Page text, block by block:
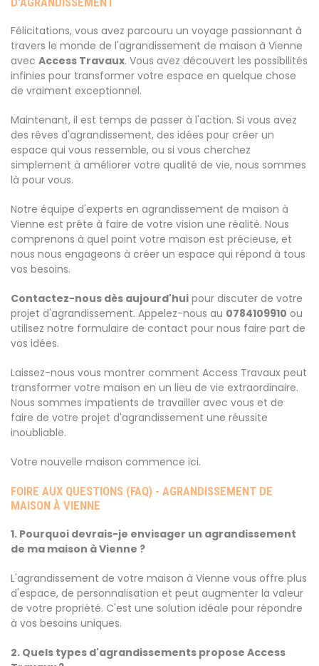
Félicitations, vous avez parcouru un voyage passionnant à
travers le monde de l'agrandissement de maison à Vienne
avec Access Travaux. Vous avez découvert les possibilités
infinies pour transformer votre espace en quelque chose
de vraiment exceptionnel.
Maintenant, il est temps de passer à l'action. Si vous avez
des rêves d'agrandissement, des idées pour créer un
espace qui vous ressemble, ou si vous cherchez
simplement à améliorer votre qualité de vie, nous sommes
là pour vous.
Notre équipe d'experts en agrandissement de maison à
Vienne est prête à faire de votre vision une réalité. Nous
comprenons à quel point votre maison est précieuse, et
nous nous engageons à créer un espace qui répond à tous
vos besoins.
Contactez-nous dès aujourd'hui pour discuter de votre
projet d'agrandissement. Appelez-nous au 0784109910 ou
utilisez notre formulaire de contact pour nous faire part de
vos idées.
Laissez-nous vous montrer comment Access Travaux peut
transformer votre maison en un lieu de vie extraordinaire.
Nous sommes impatients de travailler avec vous et de
faire de votre projet d'agrandissement une réussite
inoubliable.
Votre nouvelle maison commence ici.
FOIRE AUX QUESTIONS (FAQ) - AGRANDISSEMENT DE
MAISON À VIENNE
1. Pourquoi devrais-je envisager un agrandissement
de ma maison à Vienne ?
L'agrandissement de votre maison à Vienne vous offre plus
d'espace, de personnalisation et peut augmenter la valeur
de votre propriété. C'est une solution idéale pour répondre
à vos besoins uniques.
2. Quels types d'agrandissements propose Access